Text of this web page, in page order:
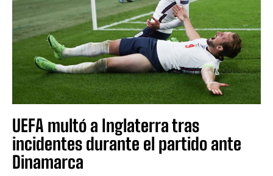
UEFA multó a Inglaterra tras
incidentes durante el partido ante
Dinamarca